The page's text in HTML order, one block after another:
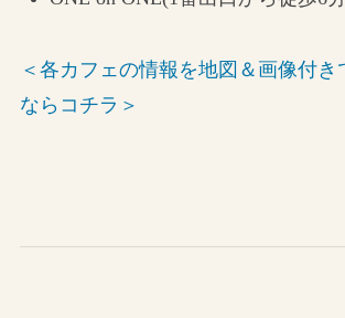
＜各カフェの情報を地図＆画像付き
ならコチラ＞